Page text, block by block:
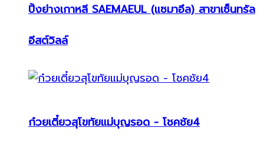
ปิ้งย่างเกาหลี SAEMAEUL (แซมาอึล) สาขาเซ็นทรัล
อีสต์วิลล์
ก๋วยเตี๋ยวสุโขทัยแม่บุญรอด - โชคชัย4